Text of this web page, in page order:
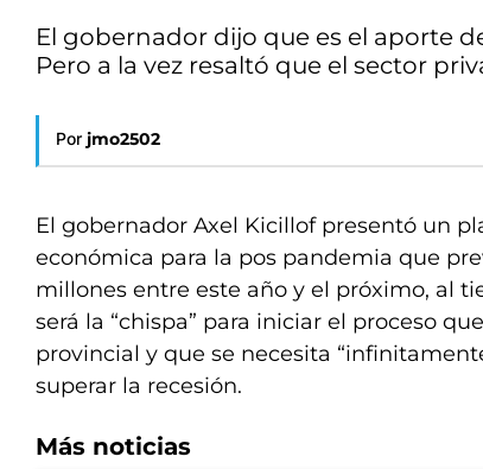
El gobernador dijo que es el aporte
Pero a la vez resaltó que el sector
Por jmo2502
El gobernador Axel Kicillof presentó un
económica para la pos pandemia que
millones entre este año y el próximo, al
será la “chispa” para iniciar el proceso
provincial y que se necesita
superar la recesión.
Más noticias